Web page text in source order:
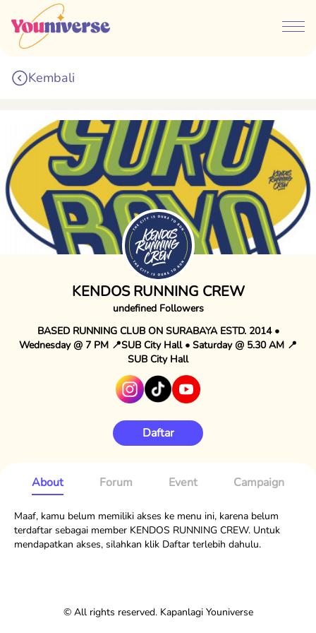
Kembali
KENDOS RUNNING CREW
undefined Followers
BASED RUNNING CLUB ON SURABAYA ESTD. 2014 •
Wednesday @ 7 PM 📍SUB City Hall • Saturday @ 5.30 AM 📍
SUB City Hall
Daftar
About Forum Event Campaign
Maaf, kamu belum memiliki akses ke menu ini, karena belum
terdaftar sebagai member KENDOS RUNNING CREW. Untuk
mendapatkan akses, silahkan klik Daftar terlebih dahulu.
© All rights reserved. Kapanlagi Youniverse